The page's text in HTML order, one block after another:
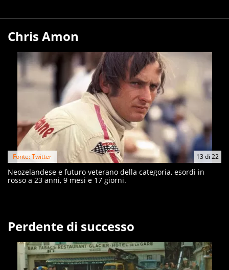
Chris Amon
13di 22
Fonte: Twitter
Neozelandese e futuro veterano della categoria, esordì in
rosso a 23 anni, 9 mesi e 17 giorni.
Perdente di successo